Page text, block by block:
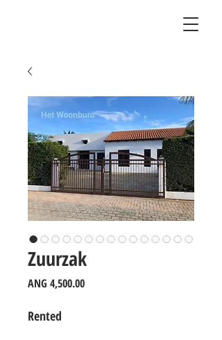
Zuurzak
ANG 4,500.00Price
Rented